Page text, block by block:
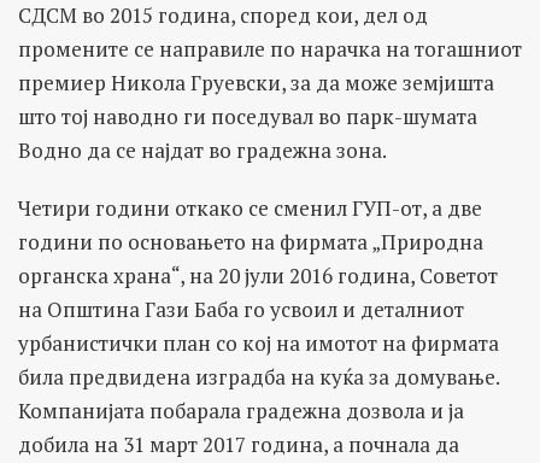
СДСМ во 2015 година, според кои, дел од
промените се направиле по нарачка на тогашниот
премиер Никола Груевски, за да може земјишта
што тој наводно ги поседувал во парк-шумата
Водно да се најдат во градежна зона.
Четири години откако се сменил ГУП-от, а две
години по основањето на фирмата „Природна
органска храна“, на 20 јули 2016 година, Советот
на Општина Гази Баба го усвоил и деталниот
урбанистички план со кој на имотот на фирмата
била предвидена изградба на куќа за домување.
Компанијата побарала градежна дозвола и ја
добила на 31 март 2017 година, а почнала да